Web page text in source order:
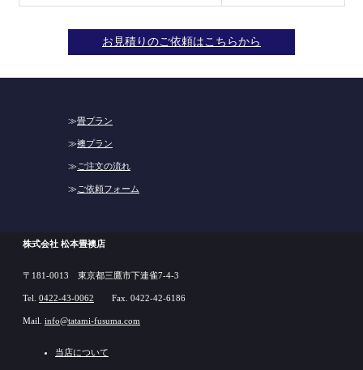
お見積りのご依頼はこちらから
畳プラン
襖プラン
ご注文の流れ
ご依頼フォーム
株式会社 松本畳襖店
〒181-0013 東京都三鷹市下連雀7-4-3
Tel. 0422-43-0062 Fax. 0422-42-6186
Mail. info@tatami-fusuma.com
当店について